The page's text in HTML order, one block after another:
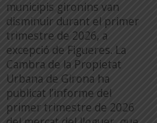
municipis gironins van
disminuir durant el primer
trimestre de 2026, a
excepció de Figueres. La
Cambra de la Propietat
Urbana de Girona ha
publicat l’informe del
primer trimestre de 2026